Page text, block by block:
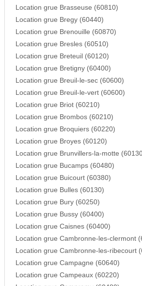
Location grue Brasseuse (60810)
Location grue Bregy (60440)
Location grue Brenouille (60870)
Location grue Bresles (60510)
Location grue Breteuil (60120)
Location grue Bretigny (60400)
Location grue Breuil-le-sec (60600)
Location grue Breuil-le-vert (60600)
Location grue Briot (60210)
Location grue Brombos (60210)
Location grue Broquiers (60220)
Location grue Broyes (60120)
Location grue Brunvillers-la-motte
Location grue Bucamps (60480)
Location grue Buicourt (60380)
Location grue Bulles (60130)
Location grue Bury (60250)
Location grue Bussy (60400)
Location grue Caisnes (60400)
Location grue Cambronne-les-clermont
Location grue Cambronne-les-ribecourt
Location grue Campagne (60640)
Location grue Campeaux (60220)